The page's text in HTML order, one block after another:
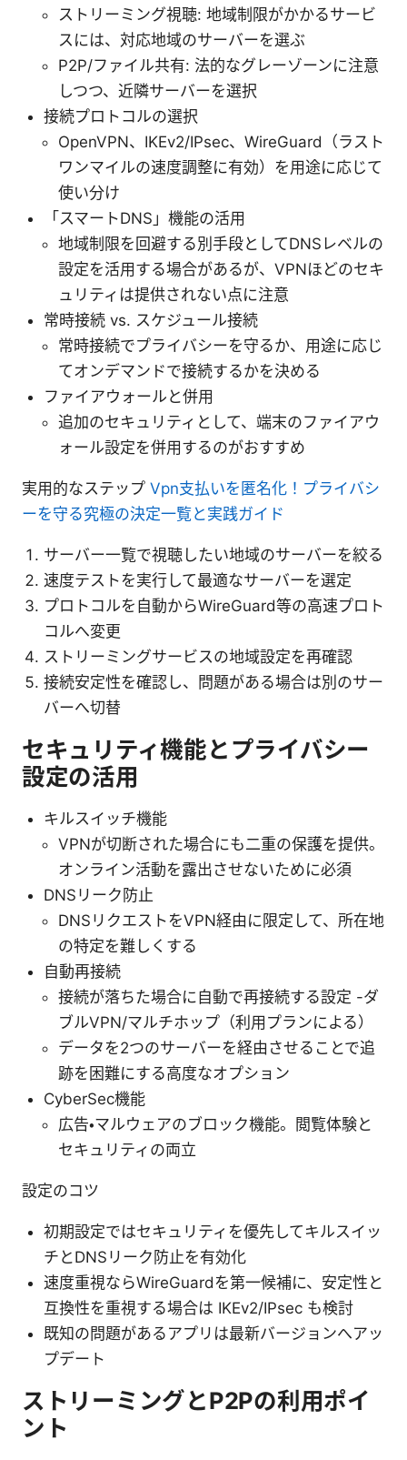
ストリーミング視聴: 地域制限がかかるサービ
スには、対応地域のサーバーを選ぶ
P2P/ファイル共有: 法的なグレーゾーンに注意
しつつ、近隣サーバーを選択
接続プロトコルの選択
OpenVPN、IKEv2/IPsec、WireGuard（ラスト
ワンマイルの速度調整に有効）を用途に応じて
使い分け
「スマートDNS」機能の活用
地域制限を回避する別手段としてDNSレベルの
設定を活用する場合があるが、VPNほどのセキ
ュリティは提供されない点に注意
常時接続 vs. スケジュール接続
常時接続でプライバシーを守るか、用途に応じ
てオンデマンドで接続するかを決める
ファイアウォールと併用
追加のセキュリティとして、端末のファイアウ
ォール設定を併用するのがおすすめ
実用的なステップ Vpn支払いを匿名化！プライバシ
ーを守る究極の決定⼀覧と実践ガイド
サーバー一覧で視聴したい地域のサーバーを絞る
速度テストを実行して最適なサーバーを選定
プロトコルを自動からWireGuard等の高速プロト
コルへ変更
ストリーミングサービスの地域設定を再確認
接続安定性を確認し、問題がある場合は別のサー
バーへ切替
セキュリティ機能とプライバシー
設定の活用
キルスイッチ機能
VPNが切断された場合にも二重の保護を提供。
オンライン活動を露出させないために必須
DNSリーク防止
DNSリクエストをVPN経由に限定して、所在地
の特定を難しくする
自動再接続
接続が落ちた場合に自動で再接続する設定 -ダ
ブルVPN/マルチホップ（利用プランによる）
データを2つのサーバーを経由させることで追
跡を困難にする高度なオプション
CyberSec機能
広告・マルウェアのブロック機能。閲覧体験と
セキュリティの両立
設定のコツ
初期設定ではセキュリティを優先してキルスイッ
チとDNSリーク防止を有効化
速度重視ならWireGuardを第一候補に、安定性と
互換性を重視する場合は IKEv2/IPsec も検討
既知の問題があるアプリは最新バージョンへアッ
プデート
ストリーミングとP2Pの利用ポイ
ント